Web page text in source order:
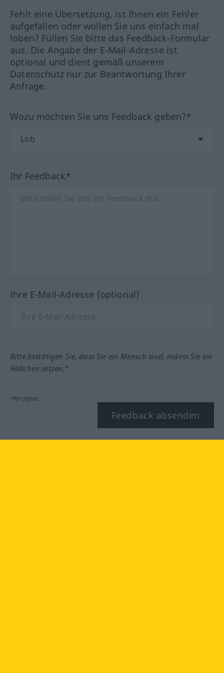
Fehlt eine Übersetzung, ist Ihnen ein Fehler
aufgefallen oder wollen Sie uns einfach mal
loben? Füllen Sie bitte das Feedback-Formular
aus. Die Angabe der E-Mail-Adresse ist
optional und dient gemäß unserem
Datenschutz nur zur Beantwortung Ihrer
Anfrage.
Wozu möchten Sie uns Feedback geben?*
Ihr Feedback*
Ihre E-Mail-Adresse (optional)
Bitte bestätigen Sie, dass Sie ein Mensch sind, indem Sie ein
Häkchen setzen.*
*Pflichtfeld
Feedback absenden